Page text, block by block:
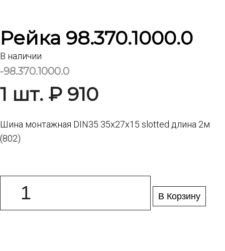
Рейка 98.370.1000.0
В наличии
-98.370.1000.0
1 шт. ₽ 910
Шина монтажная DIN35 35x27x15 slotted длина 2м
(802)
В Корзину